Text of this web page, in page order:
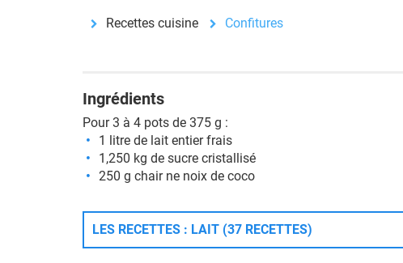
Recettes cuisine Confitures
Ingrédients
Pour 3 à 4 pots de 375 g :
1 litre de lait entier frais
1,250 kg de sucre cristallisé
250 g chair ne noix de coco
LES RECETTES : LAIT (37 RECETTES)